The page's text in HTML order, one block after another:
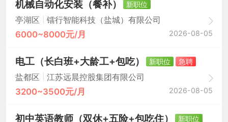
机械自动化安装（餐补）
新职位
亭湖区
镭行智能科技（盐城）有限公司
6000~8000元/月 2026-08-05
电工（长白班+大龄工+包吃） 新职位
急聘
盐都区
江苏远晨控股集团有限公司
3200~3500元/月 2026-08-05
初中英语教师（双休+五险+包吃住）
新职位